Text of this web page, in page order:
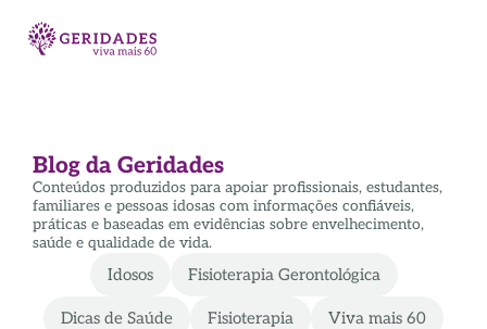
Blog da Geridades
Conteúdos produzidos para apoiar profissionais, estudantes,
familiares e pessoas idosas com informações confiáveis,
práticas e baseadas em evidências sobre envelhecimento,
saúde e qualidade de vida.
Idosos Fisioterapia Gerontológica
Dicas de Saúde Fisioterapia Viva mais 60